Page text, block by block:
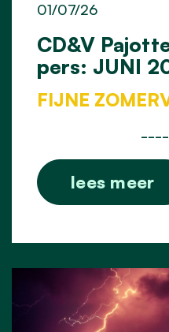
CD&V
pers: JUNI
01/07/26
FIJNE
lees meer